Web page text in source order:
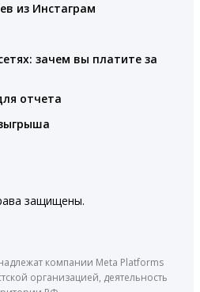
из Инстаграм
зачем вы платите за
отчета
защищены.
компании Meta Platforms
организацией, деятельность